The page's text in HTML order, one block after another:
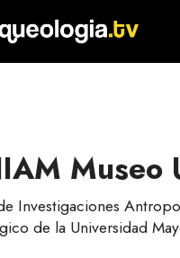
Museo
Investigaciones
de la Universidad